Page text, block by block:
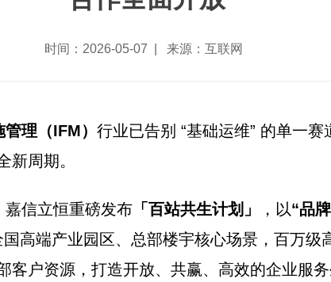
时间：2026-05-07 | 来源：互联网
理（IFM） 行业已告别 “基础运维” 的单一
新周期。
立恒重磅发布 「百站共生计划」 ，以“品
高端产业园区、总部楼宇核心场景，百万级
客户资源，打造开放、共赢、高效的企业服